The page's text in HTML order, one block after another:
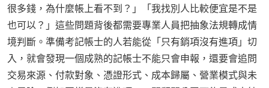
很多錢，為什麼帳上看不到？」「我找別人比較便宜是不是
也可以？」這些問題背後都需要專業人員把抽象法規轉成情
境判斷。準備考記帳士的人若能從「只有銷項沒有進項」切
入，就會發現一個成熟的記帳士不能只會申報，還要會追問
交易來源、付款對象、憑證形式、成本歸屬、營業模式與未